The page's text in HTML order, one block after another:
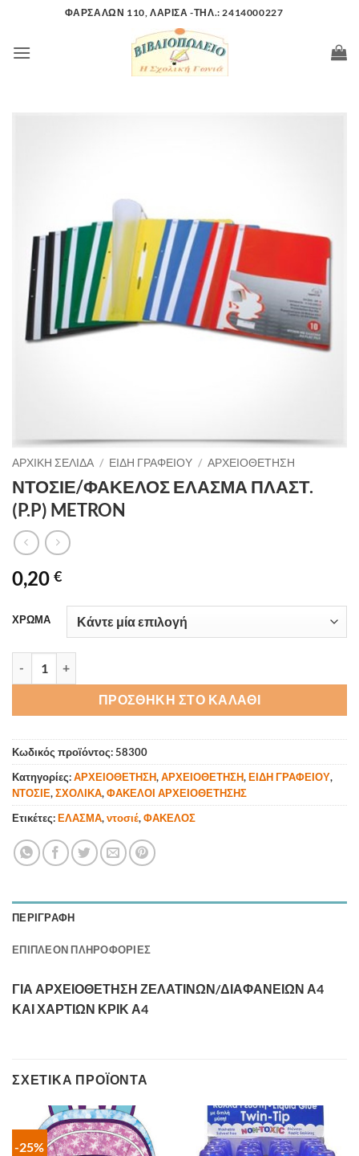
περιεχόμενο
ΦΑΡΣΑΛΩΝ 110, ΛΑΡΙΣΑ -ΤΗΛ.: 2414000227
ΑΡΧΙΚΉ ΣΕΛΊΔΑ / ΕΙΔΗ ΓΡΑΦΕΙΟΥ / ΑΡΧΕΙΟΘΕΤΗΣΗ
ΝΤΟΣΙΕ/ΦΑΚΕΛΟΣ ΕΛΑΣΜΑ ΠΛΑΣΤ.
(P.P) METRON
0,20 €
ΧΡΩΜΑ
ΠΡΟΣΘΉΚΗ ΣΤΟ ΚΑΛΆΘΙ
Κωδικός προϊόντος:58300
Κατηγορίες:ΑΡΧΕΙΟΘΕΤΗΣΗ,ΑΡΧΕΙΟΘΕΤΗΣΗ,ΕΙΔΗ ΓΡΑΦΕΙΟΥ,
ΝΤΟΣΙΕ,ΣΧΟΛΙΚΑ,ΦΑΚΕΛΟΙ ΑΡΧΕΙΟΘΕΤΗΣΗΣ
Ετικέτες:ΕΛΑΣΜΑ,ντοσιέ,ΦΑΚΕΛΟΣ
ΠΕΡΙΓΡΑΦΉ
ΕΠΙΠΛΈΟΝ ΠΛΗΡΟΦΟΡΊΕΣ
ΓΙΑ ΑΡΧΕΙΟΘΕΤΗΣΗ ΖΕΛΑΤΙΝΩΝ/ΔΙΑΦΑΝΕΙΩΝ Α4
ΚΑΙ ΧΑΡΤΙΩΝ ΚΡΙΚ Α4
ΣΧΕΤΙΚΆ ΠΡΟΪΌΝΤΑ
-25%